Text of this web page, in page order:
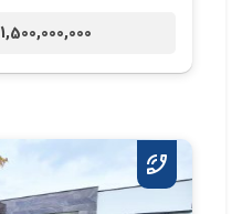
1,500,000,000 تومان /